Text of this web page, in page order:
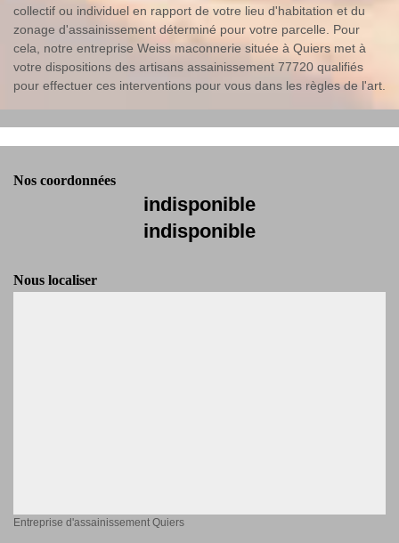
collectif ou individuel en rapport de votre lieu d'habitation et du
zonage d'assainissement déterminé pour votre parcelle. Pour
cela, notre entreprise Weiss maconnerie située à Quiers met à
votre dispositions des artisans assainissement 77720 qualifiés
pour effectuer ces interventions pour vous dans les règles de l'art.
Nos coordonnées
indisponible
indisponible
Nous localiser
Entreprise d'assainissement Quiers